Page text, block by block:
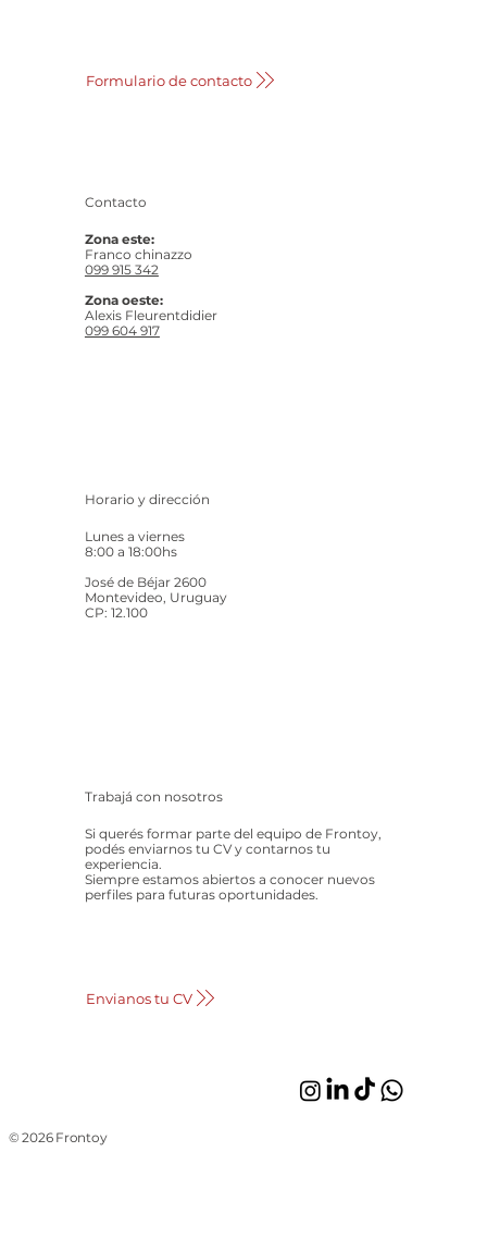
© 2026 Frontoy
Formulario de contacto
Contacto
Zona este:
Franco chinazzo
099 915 342
Zona oeste:
Alexis Fleurentdidier
099 604 917
Horario y dirección
Lunes a viernes
8:00 a 18:00hs
José de Béjar 2600
Montevideo, Uruguay
CP: 12.100
Trabajá con nosotros
Si querés formar parte del equipo de Frontoy,
podés enviarnos tu CV y contarnos tu
experiencia.
Siempre estamos abiertos a conocer nuevos
perfiles para futuras oportunidades.
Envianos tu CV